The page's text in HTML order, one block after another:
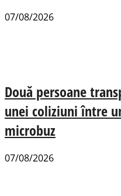
07/08/2026
Două persoane
unei coliziuni între
microbuz
07/08/2026